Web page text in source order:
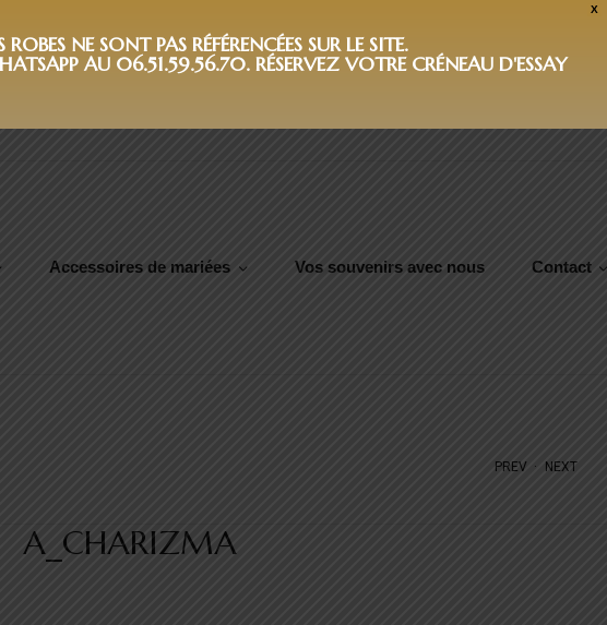
X
NE SONT PAS RÉFÉRENCÉES SUR LE SITE.
AU 06.51.59.56.70. RÉSERVEZ VOTRE CRÉNEAU D'ESSAY
Accessoires de mariées Vos souvenirs avec nous Contact
PREV . NEXT
A_CHARIZMA